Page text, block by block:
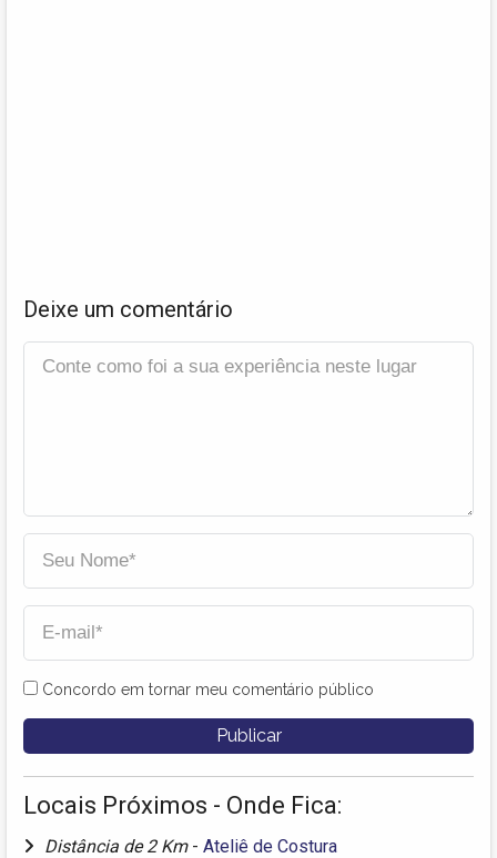
Deixe um comentário
Concordo em tornar meu comentário público
Locais Próximos - Onde Fica:
Distância de 2 Km - Ateliê de Costura